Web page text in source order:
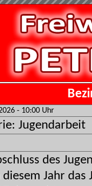
- 10:00 Uhr
Jugendarbeit
des
Jahr